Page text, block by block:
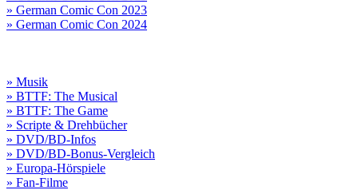
» German Comic Con 2023
» German Comic Con 2024
» Musik
» BTTF: The Musical
» BTTF: The Game
» Scripte & Drehbücher
» DVD/BD-Infos
» DVD/BD-Bonus-Vergleich
» Europa-Hörspiele
» Fan-Filme